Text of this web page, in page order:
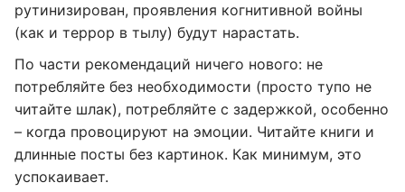
рутинизирован, проявления когнитивной войны
(как и террор в тылу) будут нарастать.
По части рекомендаций ничего нового: не
потребляйте без необходимости (просто тупо не
читайте шлак), потребляйте с задержкой, особенно
– когда провоцируют на эмоции. Читайте книги и
длинные посты без картинок. Как минимум, это
успокаивает.